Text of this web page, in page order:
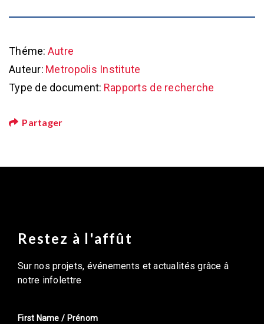
Théme: Autre
Auteur: Metropolis Institute
Type de document: Rapports de recherche
Partager
Restez à l'affût
Sur nos projets, événements et actualités grâce â
notre infolettre
First Name / Prénom